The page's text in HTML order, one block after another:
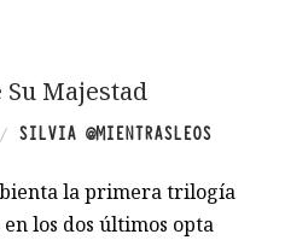
Su Majestad
/ SILVIA @MIENTRASLEOS
la primera trilogía
los dos últimos opta